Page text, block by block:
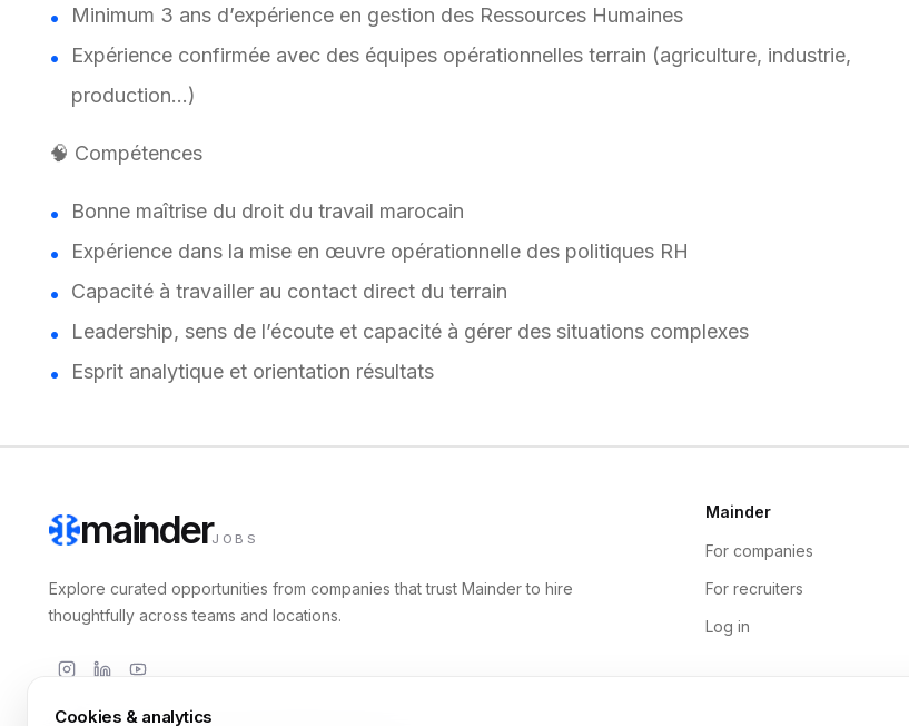
Minimum 3 ans d’expérience en gestion des Ressources Humaines
Expérience confirmée avec des équipes opérationnelles terrain (agriculture, industrie,
production…)
🧠 Compétences
Bonne maîtrise du droit du travail marocain
Expérience dans la mise en œuvre opérationnelle des politiques RH
Capacité à travailler au contact direct du terrain
Leadership, sens de l’écoute et capacité à gérer des situations complexes
Esprit analytique et orientation résultats
mainderJOBS
Explore curated opportunities from companies that trust Mainder to hire
thoughtfully across teams and locations.
Mainder
For companies
For recruiters
Log in
Cookies & analytics